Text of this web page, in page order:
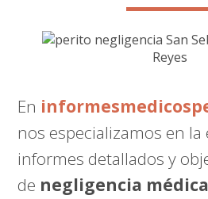
En
nos especializamos en
informes detallados y
de negligencia médica